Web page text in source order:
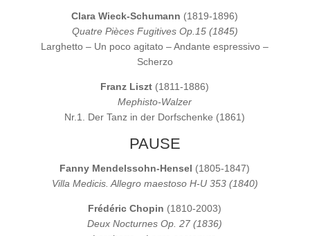
Clara Wieck-Schumann (1819-1896)
Quatre Pièces Fugitives Op.15 (1845)
Larghetto – Un poco agitato – Andante espressivo –
Scherzo
Franz Liszt (1811-1886)
Mephisto-Walzer
Nr.1. Der Tanz in der Dorfschenke (1861)
PAUSE
Fanny Mendelssohn-Hensel (1805-1847)
Villa Medicis. Allegro maestoso H-U 353 (1840)
Frédéric Chopin (1810-2003)
Deux Nocturnes Op. 27 (1836)